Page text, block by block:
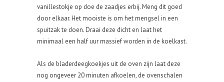
vanillestokje op doe de zaadjes erbij. Meng dit goed
door elkaar. Het mooiste is om het mengsel in een
spuitzak te doen. Draai deze dicht en laat het
minimaal een half uur massief worden in de koelkast.
Als de bladerdeegkoekjes uit de oven zijn laat deze
nog ongeveer 20 minuten afkoelen, de ovenschalen